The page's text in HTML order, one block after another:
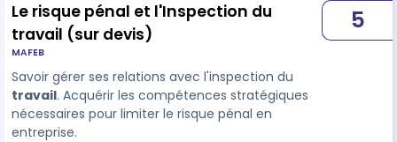
Le risque pénal et l'Inspection du
travail (sur devis)
MAFEB
Savoir gérer ses relations avec l'inspection du
travail. Acquérir les compétences stratégiques
nécessaires pour limiter le risque pénal en
entreprise.
5